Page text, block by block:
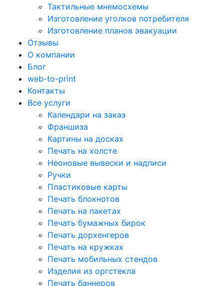
Тактильные мнемосхемы
Изготовление уголков потребителя
Изготовление планов эвакуации
Отзывы
О компании
Блог
web-to-print
Контакты
Все услуги
Календари на заказ
Франшиза
Картины на досках
Печать на холсте
Неоновые вывески и надписи
Ручки
Пластиковые карты
Печать блокнотов
Печать на пакетах
Печать бумажных бирок
Печать дорхенгеров
Печать на кружках
Печать мобильных стендов
Изделия из оргстекла
Печать баннеров